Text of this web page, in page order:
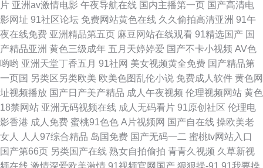
出轨视频在线 狼友福利在线 人妖h片 婷婷性网 在线观看污的网站视频 91新
视频 超碰97ai操操 国产黄色片 精品九九女人
片 亚洲av激情电影 午夜导航在线 国内主播第一页 国产高清电
影网址 91社区论坛 免费网站黄色在线 久久偷拍高清亚洲 91午
夜在线免费 亚洲精品第五页 麻豆网站在线观看 91精选国产 国
产精品亚洲 黄色三级成年 五月天婷婷爱 国产不卡小视频 AV色
哟哟 亚洲天堂丁香五月 91社网 美女视频黄全免费 国产精品第
一页国 另类区另类欧美 欧美色图乱伦小说 免费成人软件 黄色网
址视频播放 国产日产美产精品 成人午夜视频 伦理视频网站 黄色
18禁网站 亚洲无码视频在线 成人无码看片 91原创社区 伦理电
影香港 成人免费 蜜桃91色色 A片视频网 国产自在线 操欧美老
女人
人人97综合精品 岛国免费 国产无码一二 蜜桃tv网站入口
国产第66页 另类国产在线 熟女自拍偷拍 青青久视频 久草新视
频在线 激情深爱欧美激情 91视频官网国产 狠狠操-91 91我要操